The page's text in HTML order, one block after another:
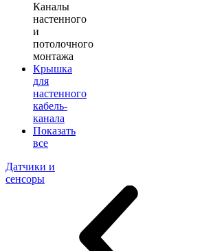
Каналы
настенного
и
потолочного
монтажа
Крышка
для
настенного
кабель-
канала
Показать
все
Датчики и
сенсоры